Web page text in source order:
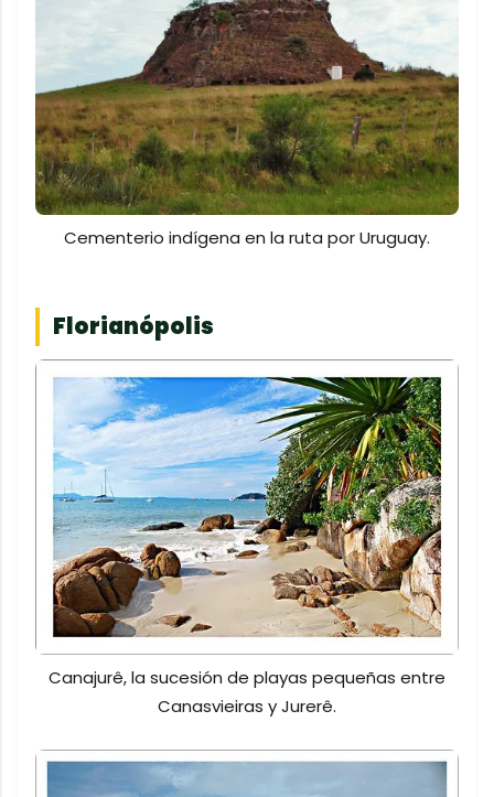
Cementerio indígena en la ruta por Uruguay.
Florianópolis
Canajurê, la sucesión de playas pequeñas entre
Canasvieiras y Jurerê.